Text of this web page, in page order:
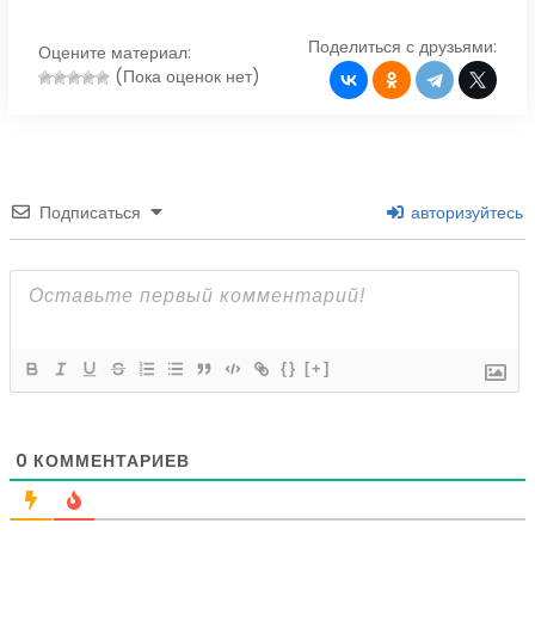
Оцените материал:
(Пока оценок нет)
Поделиться с друзьями:
Подписаться авторизуйтесь
{} [+]
0 КОММЕНТАРИЕВ